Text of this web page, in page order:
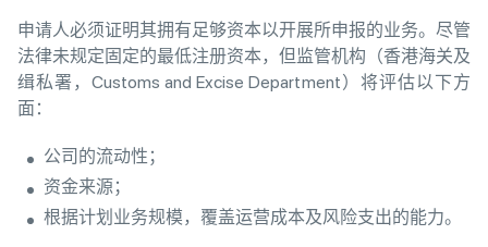
申请人必须证明其拥有足够资本以开展所申报的业务。尽管
法律未规定固定的最低注册资本，但监管机构（香港海关及
缉私署，Customs and Excise Department）将评估以下方
面：
公司的流动性；
资金来源；
根据计划业务规模，覆盖运营成本及风险支出的能力。